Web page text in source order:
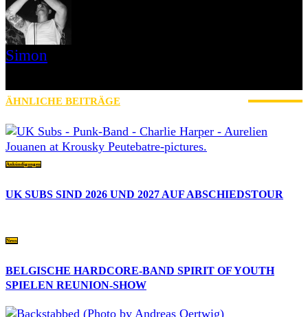
Simon
ÄHNLICHE BEITRÄGE
Ankündigungen
UK SUBS SIND 2026 UND 2027 AUF ABSCHIEDSTOUR
News
BELGISCHE HARDCORE-BAND SPIRIT OF YOUTH
SPIELEN REUNION-SHOW